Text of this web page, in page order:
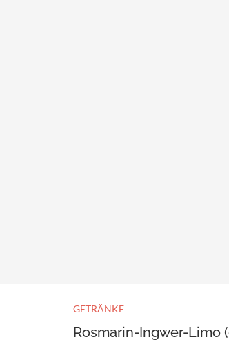
GETRÄNKE
Rosmarin-Ingwer-Limo